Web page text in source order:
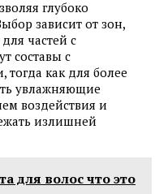
глубоко
зависит от зон,
частей с
составы с
как для более
увлажняющие
воздействия и
излишней
для волос что это